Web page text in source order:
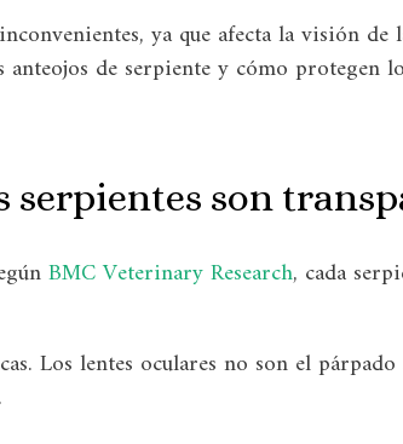
ya que afecta la visión de
anteojos de serpiente y cómo protegen
serpientes son
BMC Veterinary Research, cada
Los lentes oculares no son el